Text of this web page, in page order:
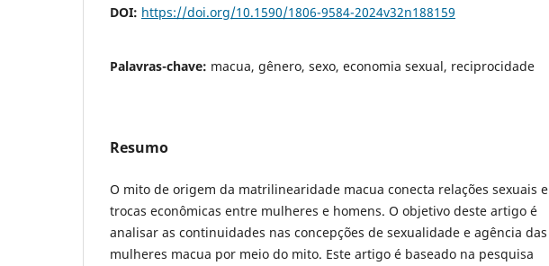
DOI: https://doi.org/10.1590/1806-9584-2024v32n188159
Palavras-chave: macua, gênero, sexo, economia sexual, reciprocidade
Resumo
O mito de origem da matrilinearidade macua conecta relações sexuais e
trocas econômicas entre mulheres e homens. O objetivo deste artigo é
analisar as continuidades nas concepções de sexualidade e agência das
mulheres macua por meio do mito. Este artigo é baseado na pesquisa